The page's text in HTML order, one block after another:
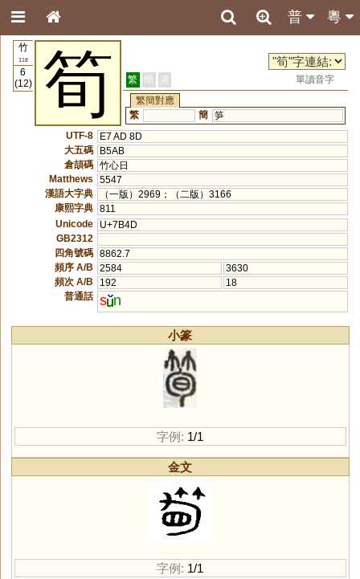
粵
普
竹
118
6
(12)
筍 繁 簡 港
單讀音字
繁簡對應
繁
簡 笋
UTF-8
E7 AD 8D
大五碼
B5AB
倉頡碼 竹心日
Matthews
5547
漢語大字典
（一版）2969；（二版）3166
康熙字典 811
Unicode
U+7B4D
GB2312
四角號碼 8862.7
頻序 A/B
2584
3630
頻次 A/B
192
18
普通話 s n
小篆
字例: 1/1
金文
字例: 1/1